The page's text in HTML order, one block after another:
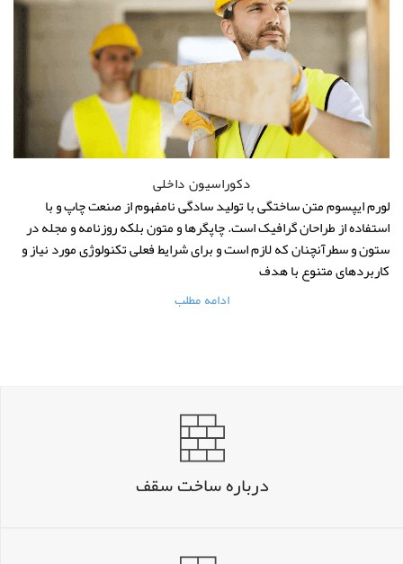
دکوراسیون داخلی
لورم ایپسوم متن ساختگی با تولید سادگی نامفهوم از صنعت چاپ و با
استفاده از طراحان گرافیک است. چاپگرها و متون بلکه روزنامه و مجله در
ستون و سطرآنچنان که لازم است و برای شرایط فعلی تکنولوژی مورد نیاز و
کاربردهای متنوع با هدف
ادامه مطلب
درباره ساخت سقف